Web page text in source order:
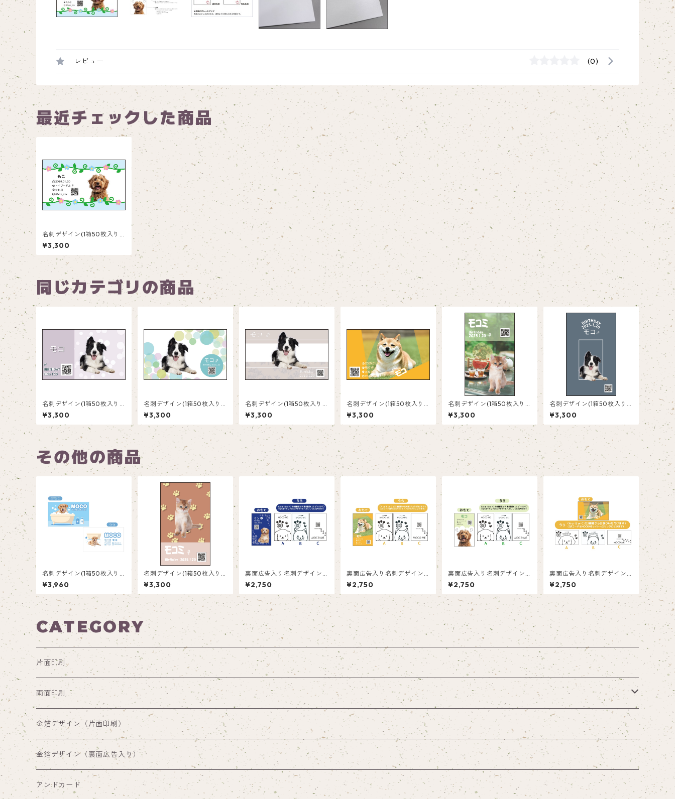
レビュー (0)
最近チェックした商品
名刺デザイン(1箱50枚入り)_
花_F003
¥3,300
同じカテゴリの商品
名刺デザイン(1箱50枚入り)_
水玉_PD002
¥3,300
名刺デザイン(1箱50枚入り)_
水玉_PD001
¥3,300
名刺デザイン(1箱50枚入り)_
花_F001
¥3,300
名刺デザイン(1箱50枚入り)_
オレンジ横_R002
¥3,300
名刺デザイン(1箱50枚入り)_
夏_SM001
¥3,300
名刺デザイン(1箱50枚入り)_
四角_SQ001
¥3,300
その他の商品
名刺デザイン(1箱50枚入り)_
バスルーム_BLB002
¥3,960
名刺デザイン(1箱50枚入り)_
肉球_PP002
¥3,300
裏面広告入り名刺デザイン(1
箱50枚入り)_雪縦_SN002a
d
¥2,750
裏面広告入り名刺デザイン(1
箱50枚入り)_オレンジ縦_R
001ad
¥2,750
裏面広告入り名刺デザイン(1
箱50枚入り)_雲_CU001ad
¥2,750
裏面広告入り名刺デザイン(1
箱50枚入り)_オレンジ横_R
002ad
¥2,750
CATEGORY
片面印刷
両面印刷
両面印刷（裏面通常デザイン）
両面印刷（裏面広告入り）
金箔デザイン（片面印刷）
金箔デザイン（裏面広告入り）
アンドカード